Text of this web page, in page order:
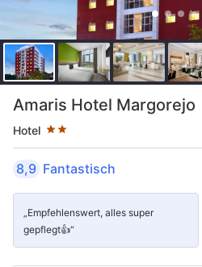
Amaris Hotel Margorejo
Hotel
Sternekategorie: 2 Sterne
8,9 Fantastisch
„Empfehlenswert, alles super
gepflegt👍“